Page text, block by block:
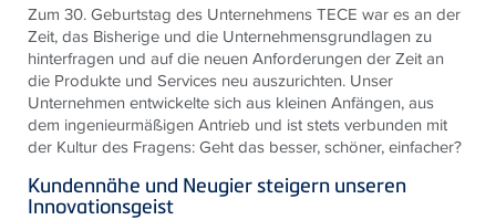
Zum 30. Geburtstag des UnternehmensTECE war es an der
Zeit, das Bisherige und die Unternehmensgrundlagen zu
hinterfragen und auf die neuen Anforderungen der Zeit an
die Produkte und Services neu auszurichten. Unser
Unternehmen entwickelte sich aus kleinen Anfängen, aus
dem ingenieurmäßigen Antrieb und ist stets verbunden mit
der Kultur des Fragens: Geht das besser, schöner, einfacher?
Kundennähe und Neugier steigern unseren
Innovationsgeist